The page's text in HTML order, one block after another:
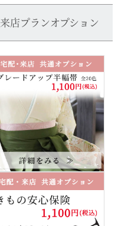
来店プランオプション